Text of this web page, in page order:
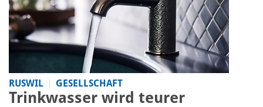
RUSWIL GESELLSCHAFT
Trinkwasser wird teurer